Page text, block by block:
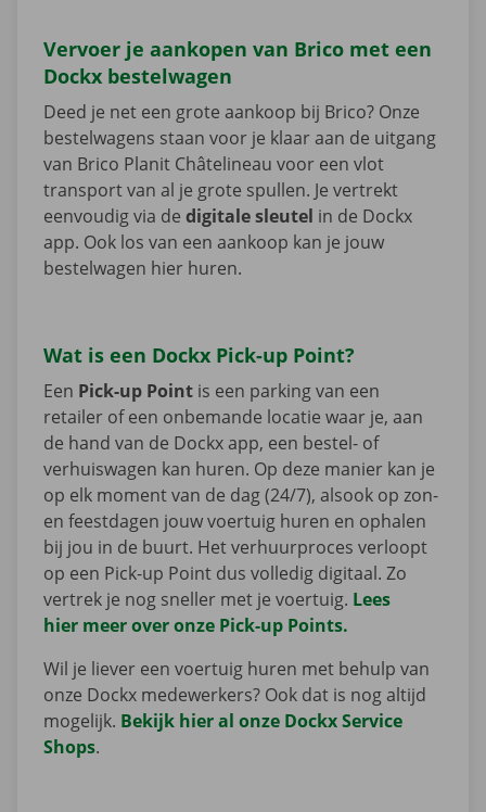
Vervoer je aankopen van Brico met een
Dockx bestelwagen
Deed je net een grote aankoop bij Brico? Onze
bestelwagens staan voor je klaar aan de uitgang
van Brico Planit Châtelineau voor een vlot
transport van al je grote spullen. Je vertrekt
eenvoudig via de digitale sleutel in de Dockx
app. Ook los van een aankoop kan je jouw
bestelwagen hier huren.
Wat is een Dockx Pick-up Point?
Een Pick-up Point is een parking van een
retailer of een onbemande locatie waar je, aan
de hand van de Dockx app, een bestel- of
verhuiswagen kan huren. Op deze manier kan je
op elk moment van de dag (24/7), alsook op zon-
en feestdagen jouw voertuig huren en ophalen
bij jou in de buurt. Het verhuurproces verloopt
op een Pick-up Point dus volledig digitaal. Zo
vertrek je nog sneller met je voertuig. Lees
hier meer over onze Pick-up Points.
Wil je liever een voertuig huren met behulp van
onze Dockx medewerkers? Ook dat is nog altijd
mogelijk. Bekijk hier al onze Dockx Service
Shops.